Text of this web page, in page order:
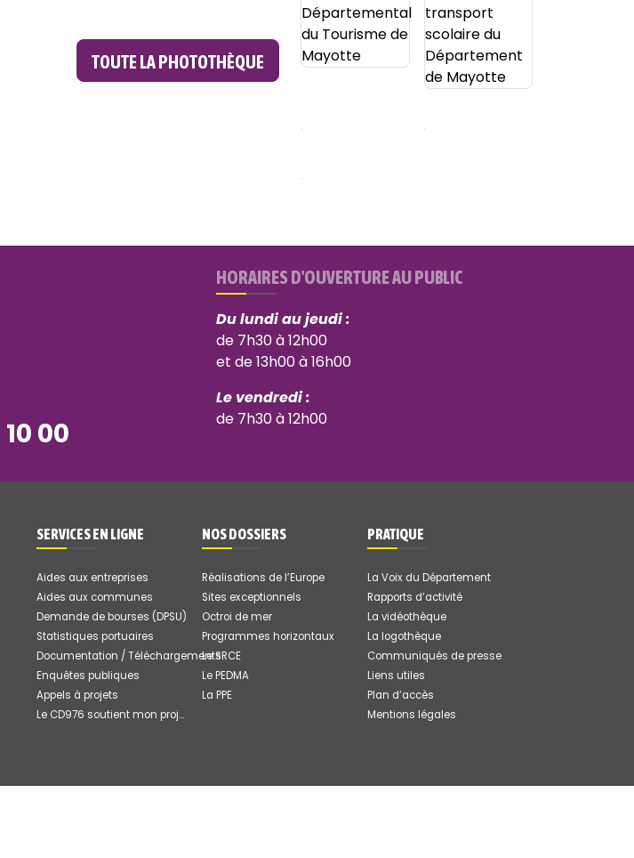
TOUTE LA PHOTOTHÈQUE
00
HORAIRES D'OUVERTURE AU PUBLIC
Du lundi au jeudi :
de 7h30 à 12h00
et de 13h00 à 16h00
Le vendredi :
de 7h30 à 12h00
SERVICES EN LIGNE
Aides aux entreprises
Aides aux communes
Demande de bourses (DPSU)
Statistiques portuaires
Documentation / Téléchargements
Enquêtes publiques
Appels à projets
Le CD976 soutient mon projet
NOS DOSSIERS
Réalisations de l’Europe
Sites exceptionnels
Octroi de mer
Programmes horizontaux
Le SRCE
Le PEDMA
La PPE
PRATIQUE
La Voix du Département
Rapports d’activité
La vidéothèque
La logothèque
Communiqués de presse
Liens utiles
Plan d’accès
Mentions légales